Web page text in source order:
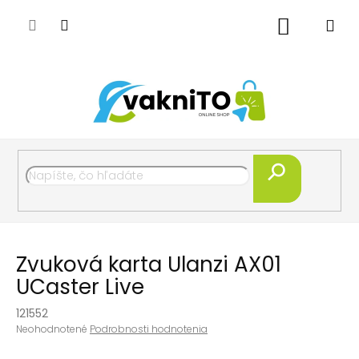
Hľadať
Nákupný
Zvuková karta Ulanzi AX01
UCaster Live
121552
Priemerné
Neohodnotené Podrobnosti hodnotenia